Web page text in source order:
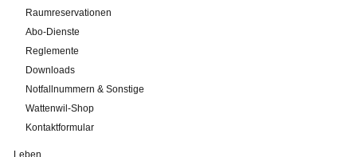
Raumreservationen
Abo-Dienste
Reglemente
Downloads
Notfallnummern & Sonstige
Wattenwil-Shop
Kontaktformular
Leben